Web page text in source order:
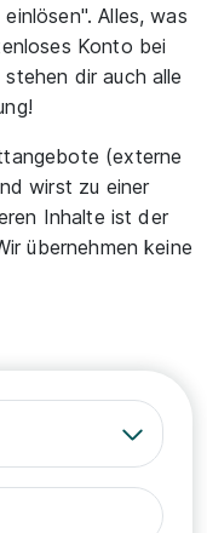
Alles, was
Konto bei
dir auch alle
(externe
wirst zu einer
Inhalte ist der
übernehmen keine